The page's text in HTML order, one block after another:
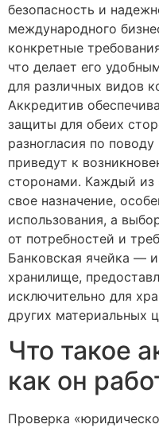
безопасность и
международного
конкретные
что делает его
для различных видов
Аккредитив
защиты для обеих
разногласия по
приведут к
сторонами. Каждый из
свое назначение,
использования, а
от потребностей и
Банковская ячейка —
хранилище,
исключительно для
других материальных
Что такое
как он
Проверка